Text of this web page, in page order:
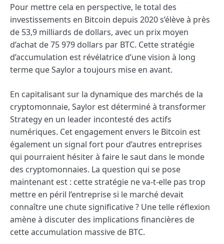
Pour mettre cela en perspective, le total des
investissements en Bitcoin depuis 2020 s’élève à près
de 53,9 milliards de dollars, avec un prix moyen
d’achat de 75 979 dollars par BTC. Cette stratégie
d’accumulation est révélatrice d’une vision à long
terme que Saylor a toujours mise en avant.
En capitalisant sur la dynamique des marchés de la
cryptomonnaie, Saylor est déterminé à transformer
Strategy en un leader incontesté des actifs
numériques. Cet engagement envers le Bitcoin est
également un signal fort pour d’autres entreprises
qui pourraient hésiter à faire le saut dans le monde
des cryptomonnaies. La question qui se pose
maintenant est : cette stratégie ne va-t-elle pas trop
mettre en péril l’entreprise si le marché devait
connaître une chute significative ? Une telle réflexion
amène à discuter des implications financières de
cette accumulation massive de BTC.